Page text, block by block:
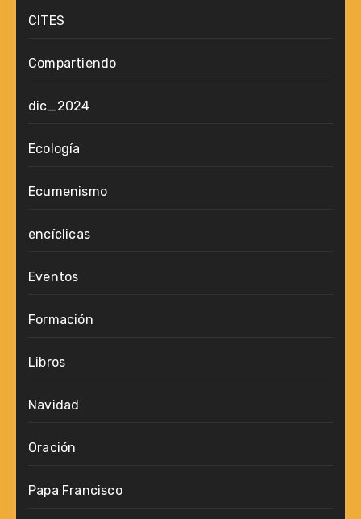
CITES
Compartiendo
dic_2024
Ecología
Ecumenismo
encíclicas
Eventos
Formación
Libros
Navidad
Oración
Papa Francisco